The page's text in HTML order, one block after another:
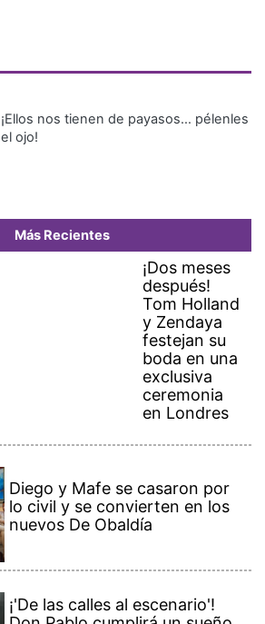
¡Ellos nos tienen de payasos… pélenles
el ojo!
Más Recientes
¡Dos meses
después!
Tom Holland
y Zendaya
festejan su
boda en una
exclusiva
ceremonia
en Londres
Diego y Mafe se casaron por
lo civil y se convierten en los
nuevos De Obaldía
¡'De las calles al escenario'!